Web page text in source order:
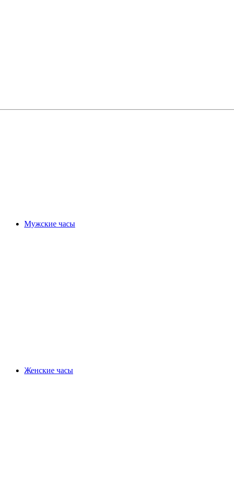
Мужские часы
Женские часы